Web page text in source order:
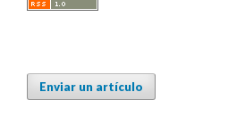
Enviar un artículo